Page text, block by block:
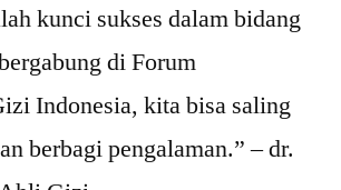
kunci sukses dalam bidang
di Forum
Indonesia, kita bisa saling
berbagi pengalaman.” – dr.